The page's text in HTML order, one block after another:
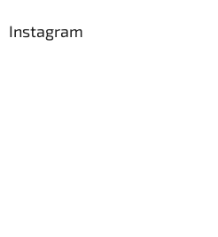
Instagram